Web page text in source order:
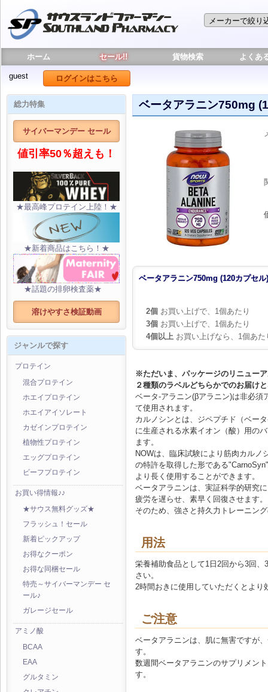
ホーム セール!! 貨物検索 よくあ
guest ログインはこちら
総力特集
サイバーマンデー セール
値引率50％超えも！
★最高峰プロテイン上陸！★
★新着商品はこちら！★
★話題の排卵検査薬★
溶けやすさ検証動画
ジャンルで探す
プロテイン
混合プロテイン
ホエイプロテイン
ホエイアイソレート
カゼインプロテイン
植物性プロテイン
エッグプロテイン
ビーフプロテイン
お買い得情報♪♪
★サウス無料グッズ★
フラッシュ！セール
新着ピックアップ
お得なクーポン
お得な同梱セール
特売～サイバーマンデー セ
ール♪
ガレージセール
アミノ酸
BCAA
EAA
グルタミン
ベータアラニン750mg
ベータアラニン750mg (120カプセル)
2個 お買い上げで、1個あたり
3個 お買い上げで、1個あたり
4個以上 お買い上げなら、1個あた
※ただいま、パッケージのリニュー
２種類のラベルどちらかでのお届け
ベータ-アラニン(βアラニン)は非必
て使用されます。
カルノシンとは、ジペプチド（ベー
に生産される水素イオン（酸）用の
ます。
NOWは、臨床試験により筋肉カルノ
の特許を取得した形である
より長く使用することができます。
ベータアラニンは、実証科学的研究
疲労を遅らせ、素早く回復させます。
そのため、強さと持久力トレーニン
用法
栄養補助食品として1日2回から3回
さい。
2時間おきに使用していただくとより
ご注意
ベータアラニンは、肌に無害ですが
す。
数週間ベータアラニンのサプリメン
す。